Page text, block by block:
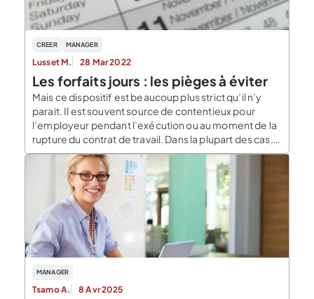
CREER MANAGER
Lusset M. 28 Mar 2022
Les forfaits jours : les pièges à éviter
Mais ce dispositif est beaucoup plus strict qu’il n’y
parait. Il est souvent source de contentieux pour
l’employeur pendant l’exécution ou au moment de la
rupture du contrat de travail. Dans la plupart des cas,
l’employeur n’a pas pris la mesure de l’ensemble des
règles régissant les forfaits-jours et se retrouve face
à un salarié […]
MANAGER
Tsamo A. 8 Avr 2025